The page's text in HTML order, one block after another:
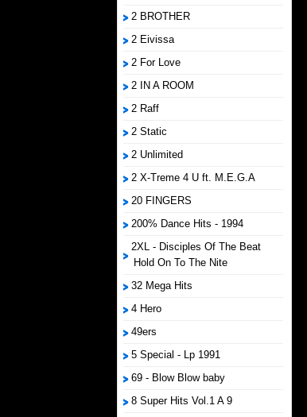
2 BROTHER
2 Eivissa
2 For Love
2 IN A ROOM
2 Raff
2 Static
2 Unlimited
2 X-Treme 4 U ft. M.E.G.A
20 FINGERS
200% Dance Hits - 1994
2XL - Disciples Of The Beat
Hold On To The Nite
32 Mega Hits
4 Hero
49ers
5 Special - Lp 1991
69 - Blow Blow baby
8 Super Hits Vol.1 A 9